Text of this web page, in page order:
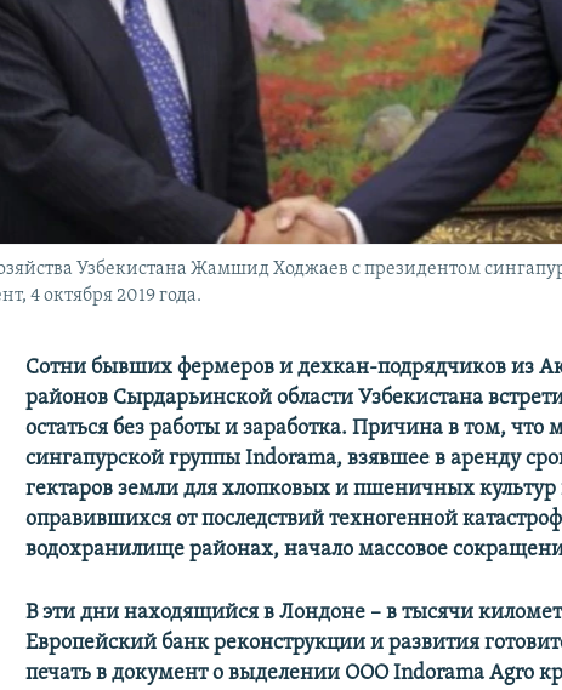
Узбекистана Жамшид Ходжаев с президентом
4 октября 2019 года.
Сотни бывших фермеров и дехкан-подрядчиков из
районов Сырдарьинской области Узбекистана
остаться без работы и заработка. Причина в том, что
сингапурской группыIndorama, взявшее в аренду
гектаров землидляхлопковых и пшеничных культур
оправившихся от последствий техногенной
водохранилище районах, начало массовое
В эти дни находящийся в Лондоне – в тысячи
Европейский банк реконструкции и развития
печать в документ о выделении ОООIndorama Agro